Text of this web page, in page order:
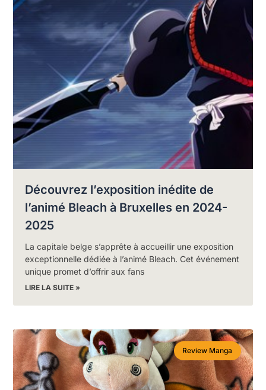
Découvrez l’exposition inédite de
l’animé Bleach à Bruxelles en 2024-
2025
La capitale belge s’apprête à accueillir une exposition
exceptionnelle dédiée à l’animé Bleach. Cet événement
unique promet d’offrir aux fans
LIRE LA SUITE »
Review Manga